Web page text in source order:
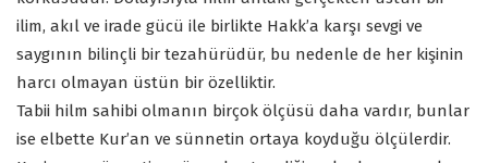
ilim, akıl ve irade gücü ile birlikte Hakk’a karşı sevgi ve
saygının bilinçli bir tezahürüdür, bu nedenle de her kişinin
harcı olmayan üstün bir özelliktir.
Tabii hilm sahibi olmanın birçok ölçüsü daha vardır, bunlar
ise elbette Kur’an ve sünnetin ortaya koyduğu ölçülerdir.